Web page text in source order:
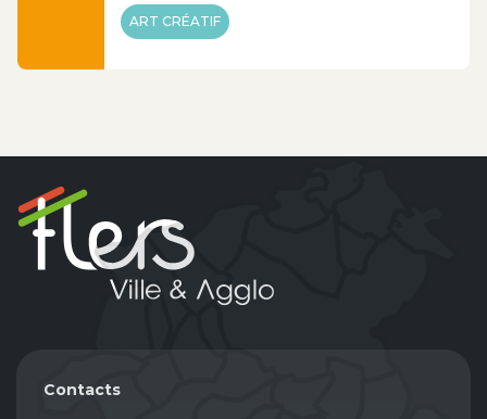
ART CRÉATIF
Contacts